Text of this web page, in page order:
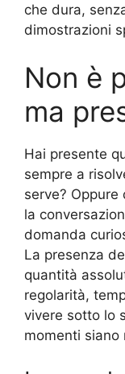
che dura,
dimostrazioni
Non è
ma
Hai presente
sempre a
serve? Oppure
la
domanda
La presenza
quantità
regolarità,
vivere sotto lo
momenti siano